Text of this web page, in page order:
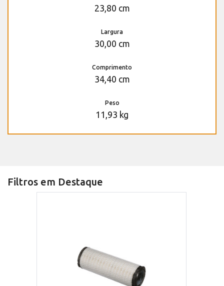
23,80 cm
Largura
30,00 cm
Comprimento
34,40 cm
Peso
11,93 kg
Filtros em Destaque